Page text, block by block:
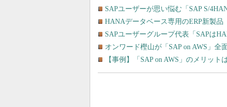
SAPユーザーが思い悩む「SAP S/
HANAデータベース専用のERP新製品
SAPユーザーグループ代表「SAPは
オンワード樫山が「SAP on AWS」全
【事例】「SAP on AWS」のメリッ